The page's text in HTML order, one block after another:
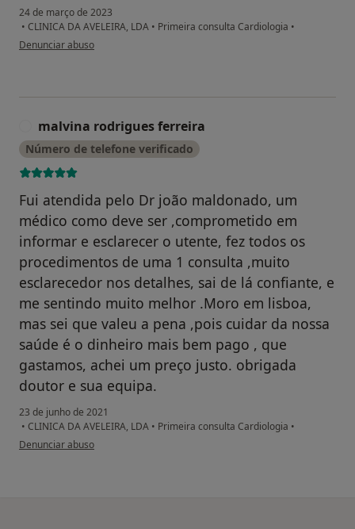
24 de março de 2023
• CLINICA DA AVELEIRA, LDA • Primeira consulta Cardiologia •
na opinião do utilizador Pedro
Denunciar abuso
malvina rodrigues ferreira
Número de telefone verificado
Fui atendida pelo Dr joão maldonado, um
médico como deve ser ,comprometido em
informar e esclarecer o utente, fez todos os
procedimentos de uma 1 consulta ,muito
esclarecedor nos detalhes, sai de lá confiante, e
me sentindo muito melhor .Moro em lisboa,
mas sei que valeu a pena ,pois cuidar da nossa
saúde é o dinheiro mais bem pago , que
gastamos, achei um preço justo. obrigada
doutor e sua equipa.
23 de junho de 2021
• CLINICA DA AVELEIRA, LDA • Primeira consulta Cardiologia •
na opinião do utilizador malvina rodrigues ferreira
Denunciar abuso